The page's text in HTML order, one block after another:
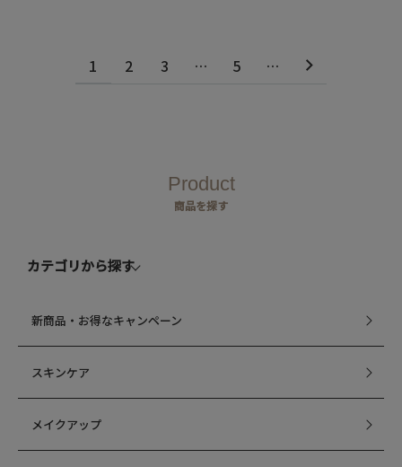
1 2 3 … 5 …
Product
商品を探す
カテゴリから探す
新商品・お得なキャンペーン
スキンケア
メイクアップ